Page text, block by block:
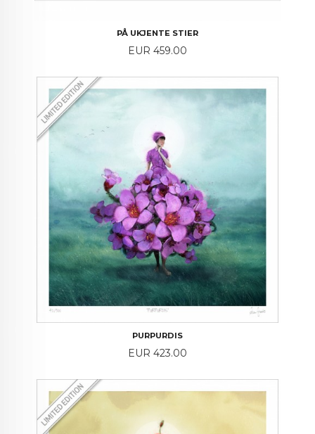
PÅ UKJENTE STIER
Price
EUR 459.00
PURPURDIS
Price
EUR 423.00